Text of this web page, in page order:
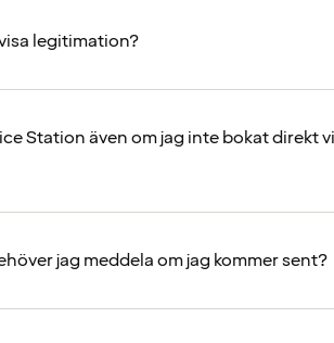
legitimation?
Station även om jag inte bokat direkt
jag meddela om jag kommer sent?